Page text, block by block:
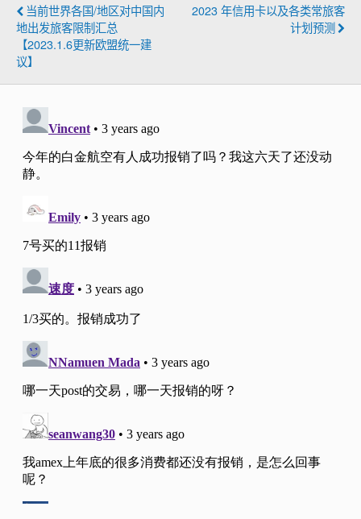
当前世界各国/地区对中国内
地出发旅客限制汇总
【2023.1.6更新欧盟统一建
议】
2023 年信用卡以及各类常旅客
计划预测